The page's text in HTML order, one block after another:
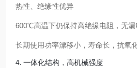
热性、绝缘性优异
600℃高温下仍保持高绝缘电阻，无
长期使用功率漂移小，寿命长，抗氧
4. 一体化结构，高机械强度